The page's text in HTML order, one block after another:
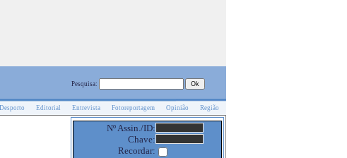
Pesquisa:
Desporto Editorial Entrevista Fotoreportagem Opinião Região
Nº Assin./ID:
Chave:
Recordar: